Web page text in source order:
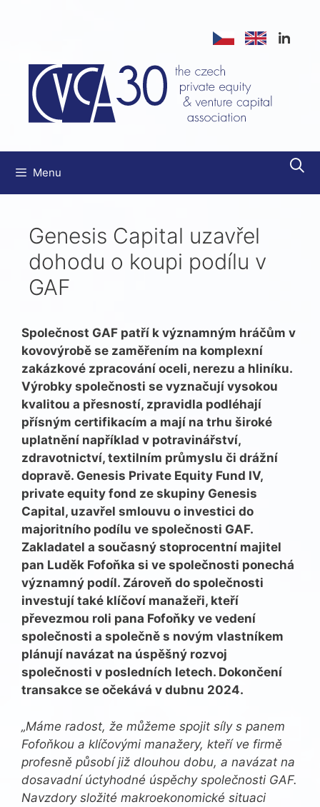
Menu
Genesis Capital uzavřel
dohodu o koupi podílu v
GAF
Společnost GAF patří k významným hráčům v
kovovýrobě se zaměřením na komplexní
zakázkové zpracování oceli, nerezu a hliníku.
Výrobky společnosti se vyznačují vysokou
kvalitou a přesností, zpravidla podléhají
přísným certifikacím a mají na trhu široké
uplatnění například v potravinářství,
zdravotnictví, textilním průmyslu či drážní
dopravě. Genesis Private Equity Fund IV,
private equity fond ze skupiny Genesis
Capital, uzavřel smlouvu o investici do
majoritního podílu ve společnosti GAF.
Zakladatel a současný stoprocentní majitel
pan Luděk Fofoňka si ve společnosti ponechá
významný podíl. Zároveň do společnosti
investují také klíčoví manažeři, kteří
převezmou roli pana Fofoňky ve vedení
společnosti a společně s novým vlastníkem
plánují navázat na úspěšný rozvoj
společnosti v posledních letech. Dokončení
transakce se očekává v dubnu 2024.
„Máme radost, že můžeme spojit síly s panem
Fofoňkou a klíčovými manažery, kteří ve firmě
profesně působí již dlouhou dobu, a navázat na
dosavadní úctyhodné úspěchy společnosti GAF.
Navzdory složité makroekonomické situaci